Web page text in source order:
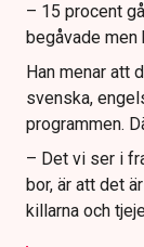
– 15 procent
begåvade
Han menar att
svenska,
programmen.
– Det vi ser i
bor, är att det
killarna och